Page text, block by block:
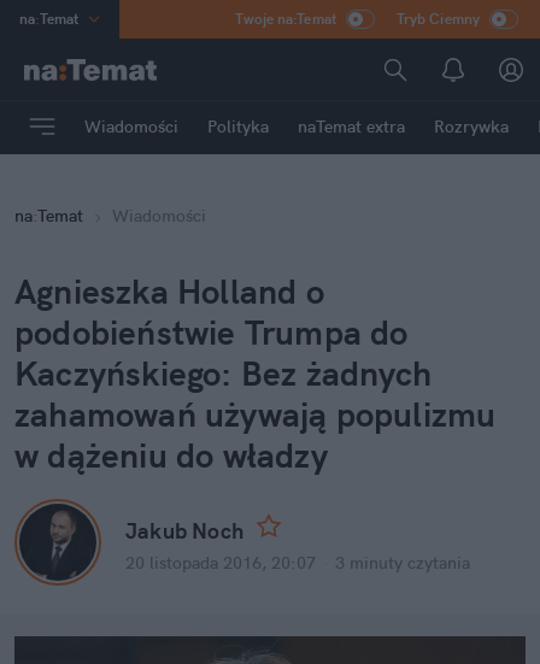
na:Temat
Poland
mama
Rozrywka
Twoje na:Temat Tryb Ciemny
Wiadomości Polityka naTemat extra Rozrywka
na:Temat Wiadomości
Agnieszka Holland o
podobieństwie Trumpa do
Kaczyńskiego: Bez żadnych
zahamowań używają populizmu
w dążeniu do władzy
Jakub Noch
20 listopada 2016, 20:07 3 minuty czytania